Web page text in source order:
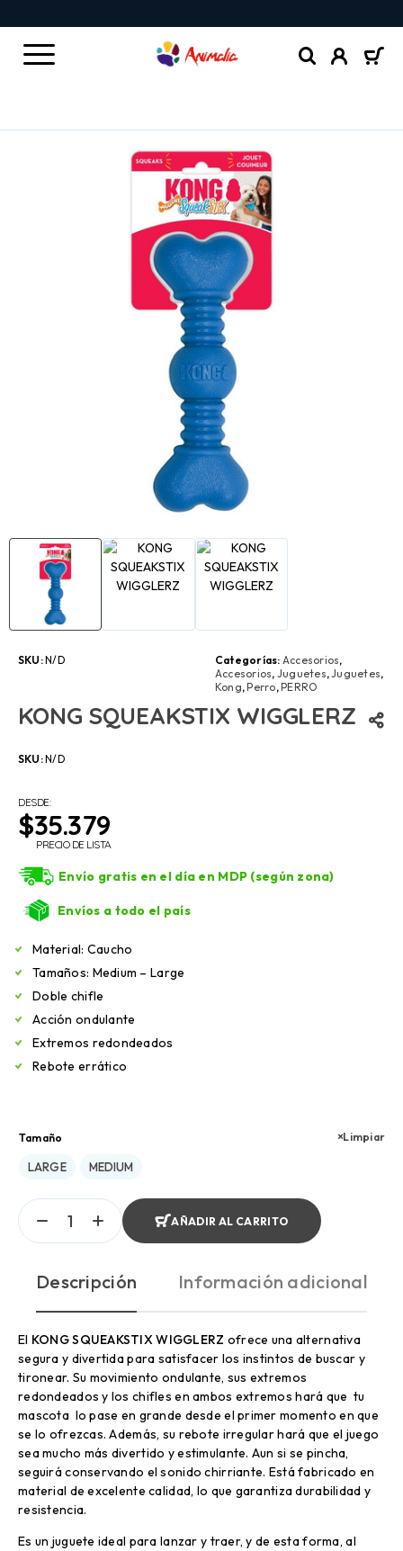
SKU:N/D Categorías: Accesorios,
Accesorios, Juguetes,Juguetes,
Kong,Perro,PERRO
KONG SQUEAKSTIX WIGGLERZ
SKU:N/D
DESDE:
$35.379
PRECIO DE LISTA
Envío gratis en el día en MDP (según zona)
Envíos a todo el país
Material: Caucho
Tamaños: Medium – Large
Doble chifle
Acción ondulante
Extremos redondeados
Rebote errático
Tamaño
LARGE MEDIUM
Limpiar
AÑADIR AL CARRITO
Descripción Información adicional
El KONG SQUEAKSTIX WIGGLERZ ofrece una alternativa
segura y divertida para satisfacer los instintos de buscar y
tironear. Su movimiento ondulante, sus extremos
redondeados y los chifles en ambos extremos hará que tu
mascota lo pase en grande desde el primer momento en que
se lo ofrezcas. Además, su rebote irregular hará que el juego
sea mucho más divertido y estimulante. Aun si se pincha,
seguirá conservando el sonido chirriante. Está fabricado en
material de excelente calidad, lo que garantiza durabilidad y
resistencia.
Es un juguete ideal para lanzar y traer, y de esta forma, al